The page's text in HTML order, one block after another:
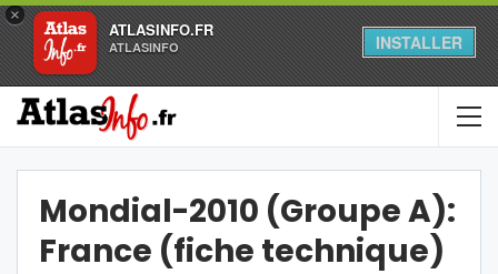
×
ATLASINFO.FR
ATLASINFO INSTALLER
Mondial-2010 (Groupe A):
France (fiche technique)